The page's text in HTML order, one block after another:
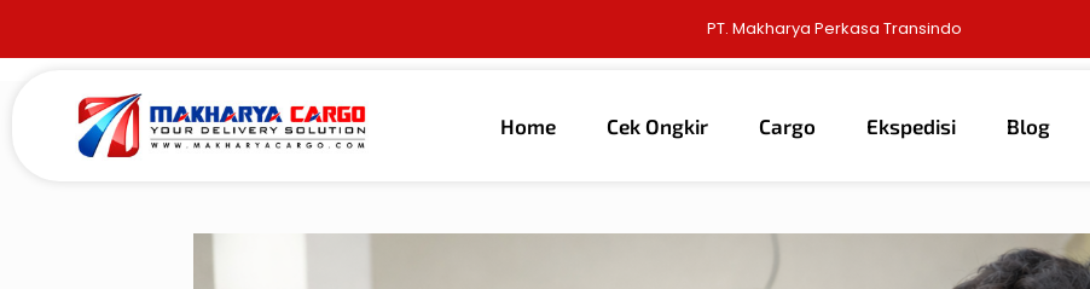
PT. Makharya Perkasa Transindo
Home Cek Ongkir Cargo Ekspedisi Blog
Published by alma gunaon 27 Januari 2026